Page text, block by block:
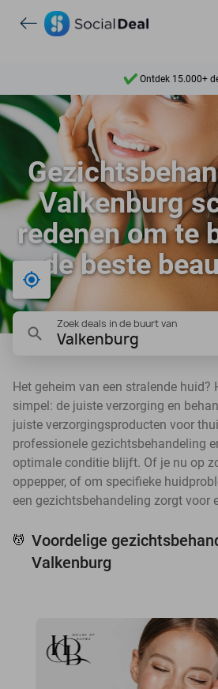
Ontdek 15.000+
7 dagen per week
10+ miljoen
Ontdek 15.000+
Valkenburg
redenen om te
de beste
Bij mij in de buurt
Zoek deals in de buurt van
Valkenburg
Het geheim van een stralende huid?
simpel: de juiste verzorging en
juiste verzorgingsproducten voor
professionele gezichtsbehandeling
optimale conditie blijft. Of je nu op
oppepper, of om specifieke
een gezichtsbehandeling zorgt voor
💆 Voordelige
Valkenburg